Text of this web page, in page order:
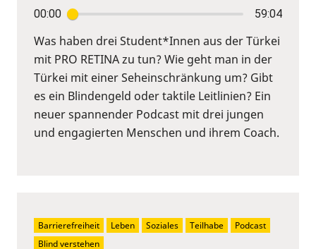
00:00 59:04
Was haben drei Student*Innen aus der Türkei
mit PRO RETINA zu tun? Wie geht man in der
Türkei mit einer Seheinschränkung um? Gibt
es ein Blindengeld oder taktile Leitlinien? Ein
neuer spannender Podcast mit drei jungen
und engagierten Menschen und ihrem Coach.
Barrierefreiheit Leben Soziales Teilhabe
Podcast
Blind verstehen